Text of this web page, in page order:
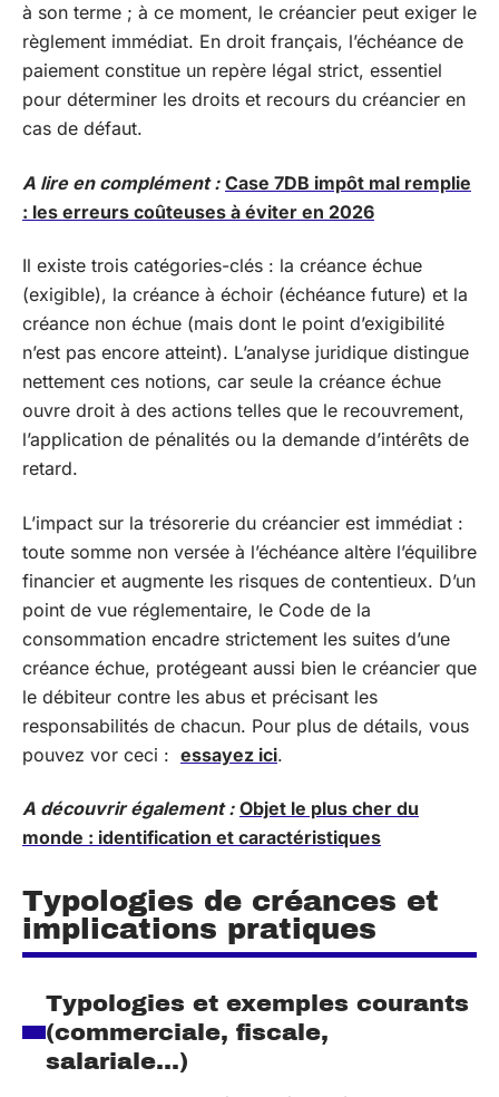
à son terme ; à ce moment, le créancier peut exiger le
règlement immédiat. En droit français, l’échéance de
paiement constitue un repère légal strict, essentiel
pour déterminer les droits et recours du créancier en
cas de défaut.
A lire en complément : Case 7DB impôt mal remplie
: les erreurs coûteuses à éviter en 2026
Il existe trois catégories-clés : la créance échue
(exigible), la créance à échoir (échéance future) et la
créance non échue (mais dont le point d’exigibilité
n’est pas encore atteint). L’analyse juridique distingue
nettement ces notions, car seule la créance échue
ouvre droit à des actions telles que le recouvrement,
l’application de pénalités ou la demande d’intérêts de
retard.
L’impact sur la trésorerie du créancier est immédiat :
toute somme non versée à l’échéance altère l’équilibre
financier et augmente les risques de contentieux. D’un
point de vue réglementaire, le Code de la
consommation encadre strictement les suites d’une
créance échue, protégeant aussi bien le créancier que
le débiteur contre les abus et précisant les
responsabilités de chacun. Pour plus de détails, vous
pouvez vor ceci : essayez ici.
A découvrir également : Objet le plus cher du
monde : identification et caractéristiques
Typologies de créances et
implications pratiques
Typologies et exemples courants
(commerciale, fiscale,
salariale…)